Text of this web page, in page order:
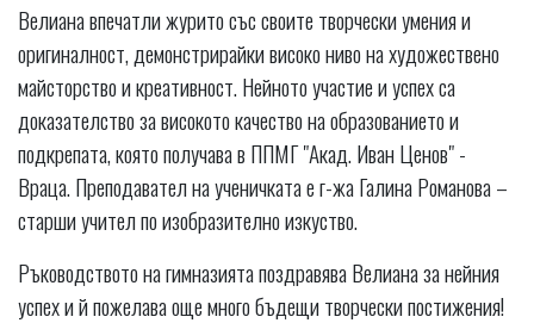
Велиана впечатли журито със своите творчески умения и
оригиналност, демонстрирайки високо ниво на художествено
майсторство и креативност. Нейното участие и успех са
доказателство за високото качество на образованието и
подкрепата, която получава в ППМГ "Акад. Иван Ценов" -
Враца. Преподавател на ученичката е г-жа Галина Романова –
старши учител по изобразително изкуство.
Ръководството на гимназията поздравява Велиана за нейния
успех и й пожелава още много бъдещи творчески постижения!